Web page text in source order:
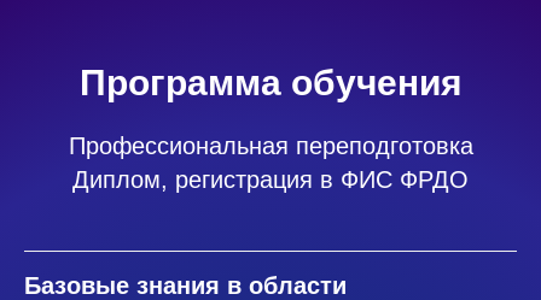
Программа обучения
Профессиональная переподготовка
Диплом, регистрация в ФИС ФРДО
Базовые знания в области